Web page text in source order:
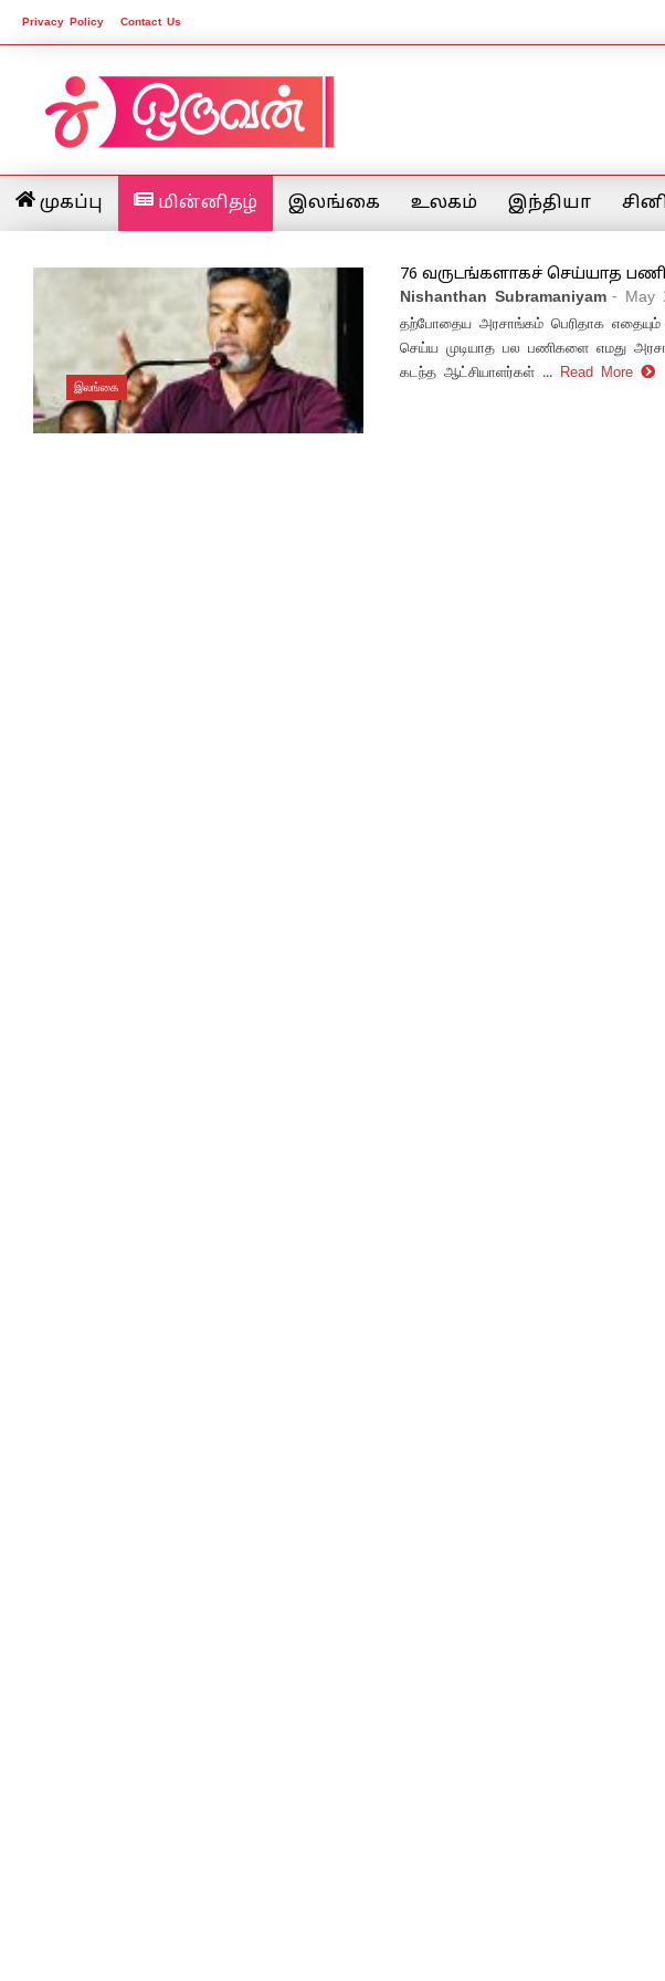
Privacy Policy Contact Us
முகப்பு மின்னிதழ் இலங்கை உலகம் இந்தியா
இலங்கை
76 வருடங்களாகச் செய்யாத
Nishanthan Subramaniyam - May
தற்போதைய அரசாங்கம் பெரிதாக
செய்ய முடியாத பல பணிகளை எமது
கடந்த ஆட்சியாளர்கள் ... Read More